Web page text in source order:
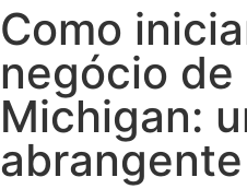
Como
negócio de
Michigan: